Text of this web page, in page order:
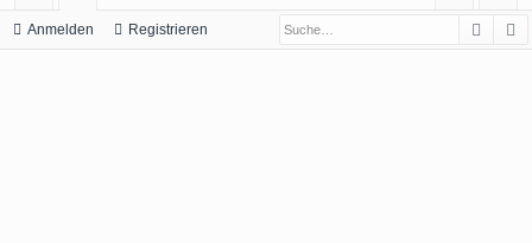
ch
or
Anmelden Registrieren